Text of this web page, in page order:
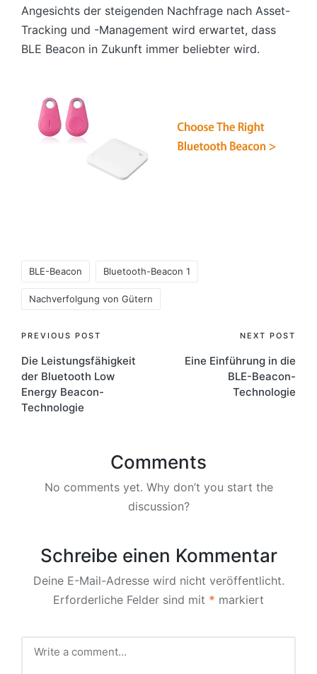
Angesichts der steigenden Nachfrage nach Asset-
Tracking und -Management wird erwartet, dass
BLE Beacon in Zukunft immer beliebter wird.
BLE-Beacon Bluetooth-Beacon 1
Nachverfolgung von Gütern
Post
navigation
PREVIOUS POST
Die Leistungsfähigkeit
der Bluetooth Low
Energy Beacon-
Technologie
NEXT POST
Eine Einführung in die
BLE-Beacon-
Technologie
Comments
No comments yet. Why don’t you start the
discussion?
Schreibe einen Kommentar
Deine E-Mail-Adresse wird nicht veröffentlicht.
Erforderliche Felder sind mit * markiert